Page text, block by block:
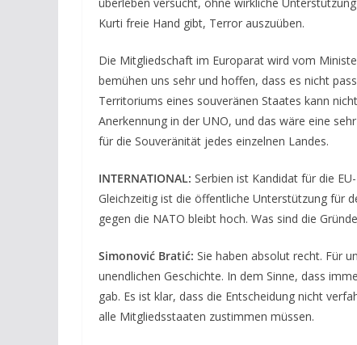
Kurti freie Hand gibt, Terror auszuüben.
Die Mitgliedschaft im Europarat wird vom
bemühen uns sehr und hoffen, dass es nicht
Territoriums eines souveränen Staates kann
Anerkennung in der UNO, und das wäre eine
für die Souveränität jedes einzelnen Landes.
INTERNATIONAL: Serbien ist Kandidat für die
Gleichzeitig ist die öffentliche Unterstützung für
gegen die NATO bleibt hoch. Was sind die
Simonović Bratić: Sie haben absolut recht. Für
unendlichen Geschichte. In dem Sinne, dass
gab. Es ist klar, dass die Entscheidung nicht
alle Mitgliedsstaaten zustimmen müssen.